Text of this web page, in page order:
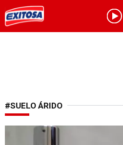
#SUELO ÁRIDO
Tras anuncio de Sedapal